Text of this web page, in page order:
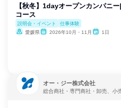
【秋冬】1dayオープンカンパニ
コース
説明会・イベント
仕事体験
愛媛県
2026年10月・11月 1日
オー・ジー株式会社
総合商社・専門商社・卸売、小